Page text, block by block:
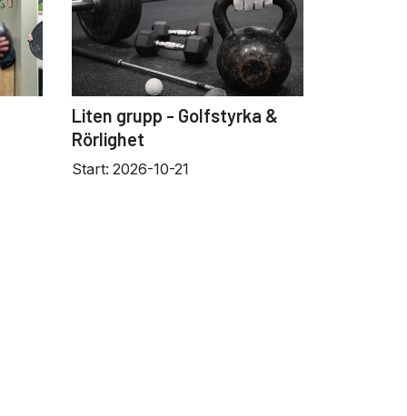
Liten grupp - Golfstyrka &
Rörlighet
Start: 2026-10-21